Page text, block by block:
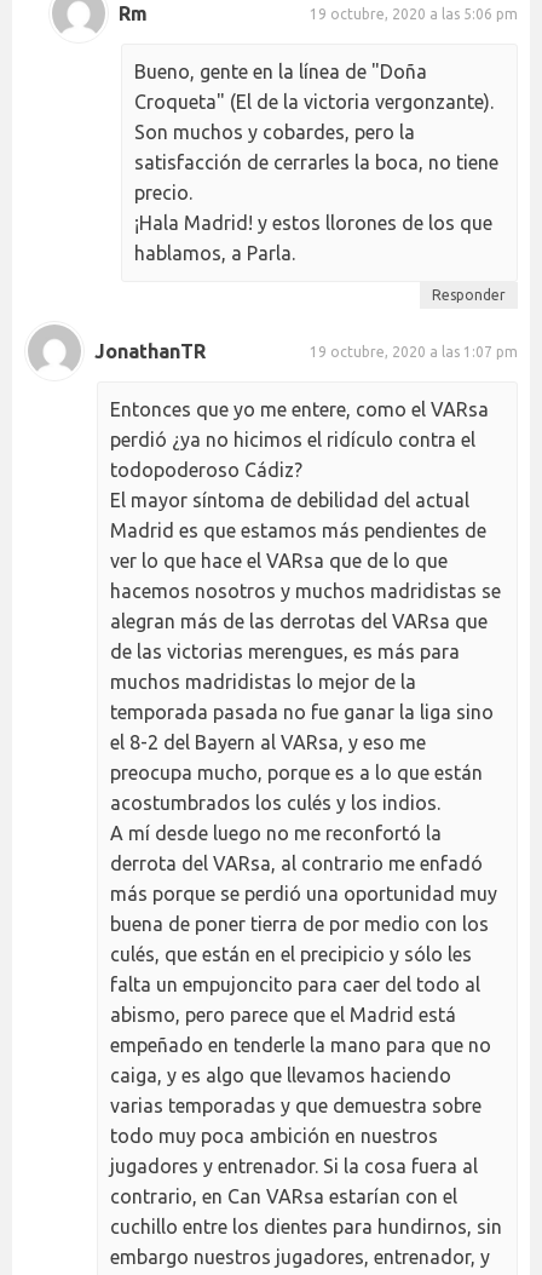
Rm 19 octubre, 2020 a las 5:06 pm
Bueno, gente en la línea de "Doña
Croqueta" (El de la victoria vergonzante).
Son muchos y cobardes, pero la
satisfacción de cerrarles la boca, no tiene
precio.
¡Hala Madrid! y estos llorones de los que
hablamos, a Parla.
Responder
JonathanTR 19 octubre, 2020 a las 1:07 pm
Entonces que yo me entere, como el VARsa
perdió ¿ya no hicimos el ridículo contra el
todopoderoso Cádiz?
El mayor síntoma de debilidad del actual
Madrid es que estamos más pendientes de
ver lo que hace el VARsa que de lo que
hacemos nosotros y muchos madridistas se
alegran más de las derrotas del VARsa que
de las victorias merengues, es más para
muchos madridistas lo mejor de la
temporada pasada no fue ganar la liga sino
el 8-2 del Bayern al VARsa, y eso me
preocupa mucho, porque es a lo que están
acostumbrados los culés y los indios.
A mí desde luego no me reconfortó la
derrota del VARsa, al contrario me enfadó
más porque se perdió una oportunidad muy
buena de poner tierra de por medio con los
culés, que están en el precipicio y sólo les
falta un empujoncito para caer del todo al
abismo, pero parece que el Madrid está
empeñado en tenderle la mano para que no
caiga, y es algo que llevamos haciendo
varias temporadas y que demuestra sobre
todo muy poca ambición en nuestros
jugadores y entrenador. Si la cosa fuera al
contrario, en Can VARsa estarían con el
cuchillo entre los dientes para hundirnos, sin
embargo nuestros jugadores, entrenador, y